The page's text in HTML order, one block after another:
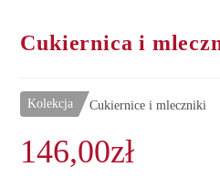
Cukiernica i
Kolekcja Cukiernice i mleczniki
146,00zł